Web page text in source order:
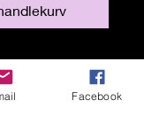
Facebook